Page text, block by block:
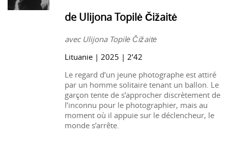
de Ulijona Topilė Čižaitė
avec Ulijona Topilė Čižaitė
Lituanie | 2025 | 2’42
Le regard d’un jeune photographe est attiré
par un homme solitaire tenant un ballon. Le
garçon tente de s’approcher discrètement de
l’inconnu pour le photographier, mais au
moment où il appuie sur le déclencheur, le
monde s’arrête.